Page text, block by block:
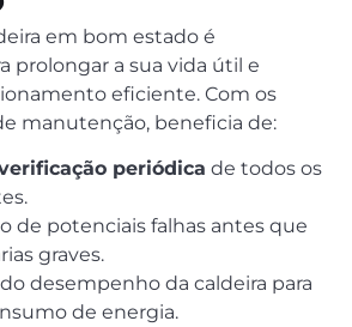
em bom estado é
prolongar a sua vida útil e
eficiente. Com os
manutenção, beneficia de:
periódica de todos os
de potenciais falhas antes que
graves.
desempenho da caldeira para
de energia.